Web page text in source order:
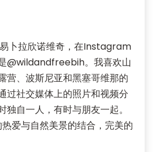
易卜拉欣诺维奇，在Instagram
@wildandfreebih。我喜欢山
营、波斯尼亚和黑塞哥维那的
过社交媒体上的照片和视频分
独自一人，有时与朋友一起。
爱与自然美景的结合，完美的